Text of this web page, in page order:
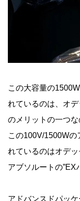
この大容量の
れているのは、オ
のメリットの一つ
この100V/1500Wの
れているのはオデ
アブソルートの”EX
アドバンスドパッケ